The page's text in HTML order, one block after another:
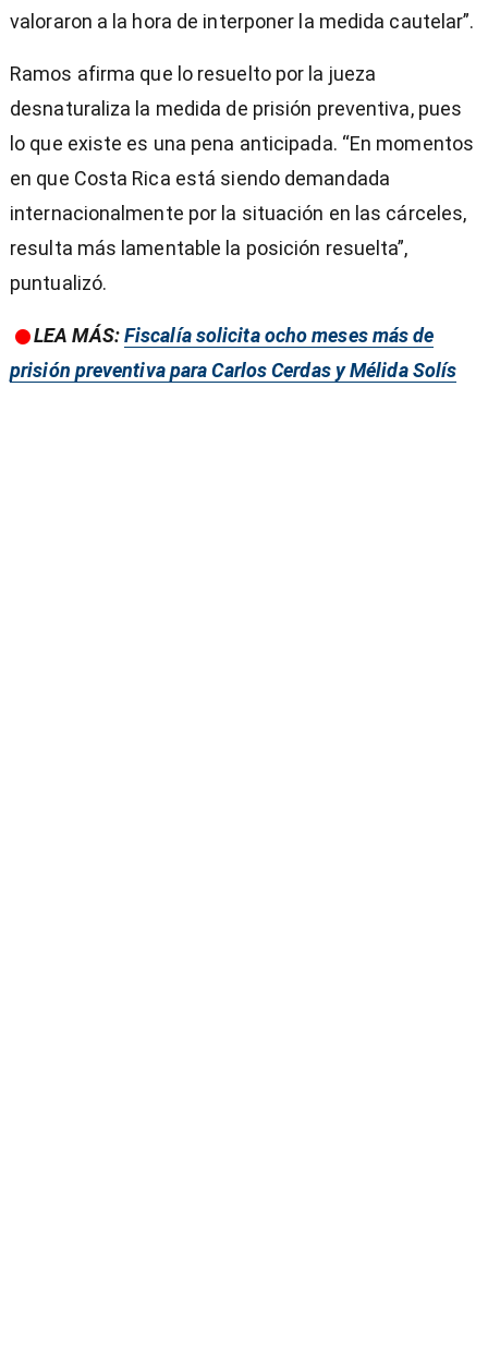
valoraron a la hora de interponer la medida cautelar”.
Ramos afirma que lo resuelto por la jueza
desnaturaliza la medida de prisión preventiva, pues
lo que existe es una pena anticipada. “En momentos
en que Costa Rica está siendo demandada
internacionalmente por la situación en las cárceles,
resulta más lamentable la posición resuelta”,
puntualizó.
LEA MÁS:Fiscalía solicita ocho meses más de
prisión preventiva para Carlos Cerdas y Mélida Solís